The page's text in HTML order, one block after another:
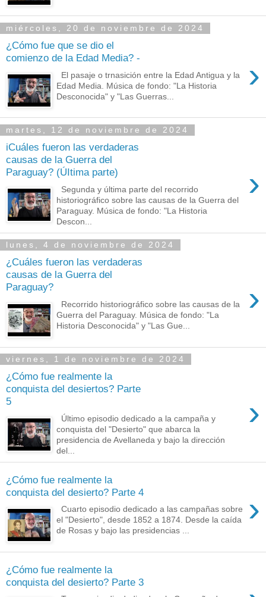
miércoles, 20 de noviembre de 2024
¿Cómo fue que se dio el
comienzo de la Edad Media? -
›
El pasaje o trnasición entre la Edad Antigua y la
Edad Media. Música de fondo: "La Historia
Desconocida" y "Las Guerras...
martes, 12 de noviembre de 2024
iCuáles fueron las verdaderas
causas de la Guerra del
Paraguay? (ÚItima parte)
›
Segunda y última parte del recorrido
historiográfico sobre las causas de la Guerra del
Paraguay. Música de fondo: "La Historia
Descon...
lunes, 4 de noviembre de 2024
¿Cuáles fueron las verdaderas
causas de la Guerra del
Paraguay?
›
Recorrido historiográfico sobre las causas de la
Guerra del Paraguay. Música de fondo: "La
Historia Desconocida" y "Las Gue...
viernes, 1 de noviembre de 2024
¿Cómo fue realmente la
conquista del desiertos? Parte
5
›
Último episodio dedicado a la campaña y
conquista del "Desierto" que abarca la
presidencia de Avellaneda y bajo la dirección
del...
¿Cómo fue realmente la
conquista del desierto? Parte 4
›
Cuarto episodio dedicado a las campañas sobre
el "Desierto", desde 1852 a 1874. Desde la caída
de Rosas y bajo las presidencias ...
¿Cómo fue realmente la
conquista del desierto? Parte 3